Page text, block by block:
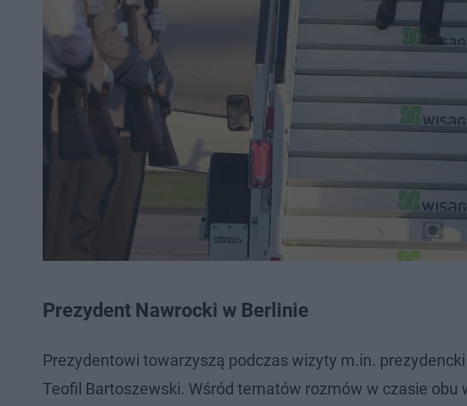
Prezydent Nawrocki w Berlinie
Prezydentowi towarzyszą podczas wizyty m.in. prezydencki
Teofil Bartoszewski. Wśród tematów rozmów w czasie